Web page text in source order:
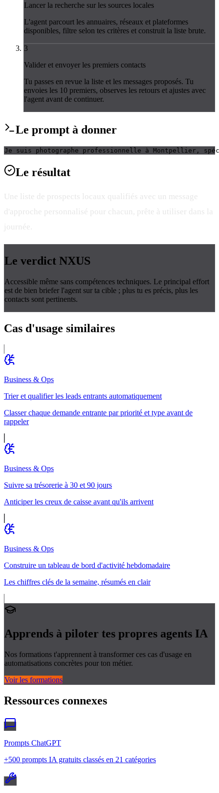
Lancer la recherche sur les sources locales
L'agent parcourt les annuaires, réseaux et plateformes
disponibles, filtre selon tes critères et construit la liste brute.
3
Valider et envoyer les premiers contacts
Tu passes en revue la liste et les messages proposés. Tu
envoies les 10 premiers, observes les retours et ajustes avec
l'agent avant de continuer.
Le prompt à donner
Je suis photographe professionnelle à Montpellier,
Le résultat
Une liste de prospects locaux qualifiés avec un message
d'approche personnalisé pour chacun, prête à utiliser dans la
journée.
Le verdict NXUS
Accessible même sans compétences techniques. Le principal effort
est de bien briefer l'agent sur ta cible ; plus tu es précis, plus les
contacts sont pertinents.
Cas d'usage similaires
Business & Ops
Trier et qualifier les leads entrants automatiquement
Classer chaque demande entrante par priorité et type avant de
rappeler
Business & Ops
Suivre sa trésorerie à 30 et 90 jours
Anticiper les creux de caisse avant qu'ils arrivent
Business & Ops
Construire un tableau de bord d'activité hebdomadaire
Les chiffres clés de la semaine, résumés en clair
Apprends à piloter tes propres agents IA
Nos formations t'apprennent à transformer ces cas d'usage en
automatisations concrètes pour ton métier.
Voir les formations
Ressources connexes
Prompts ChatGPT
+500 prompts IA gratuits classés en 21 catégories